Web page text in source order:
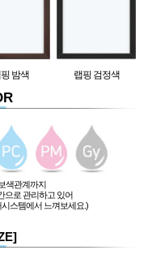
밤색 랩핑 검정색
색관계까지
으로 관리하고 있어
스템에서 느껴보세요.)